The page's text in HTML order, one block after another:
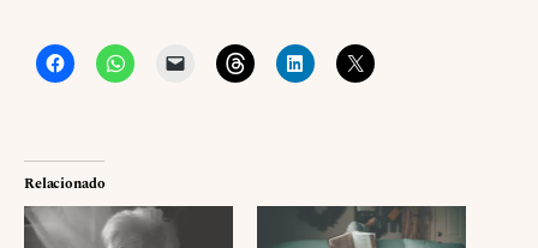
Relacionado